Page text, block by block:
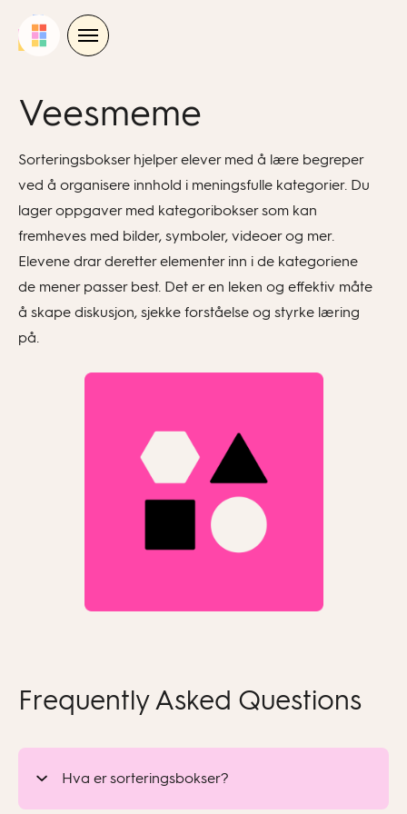
Veesmeme
Sorteringsbokser hjelper elever med å lære begreper
ved å organisere innhold i meningsfulle kategorier. Du
lager oppgaver med kategoribokser som kan
fremheves med bilder, symboler, videoer og mer.
Elevene drar deretter elementer inn i de kategoriene
de mener passer best. Det er en leken og effektiv måte
å skape diskusjon, sjekke forståelse og styrke læring
på.
Frequently Asked Questions
Hva er sorteringsbokser?